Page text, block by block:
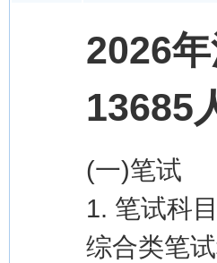
2026
13685
(一)笔试
1. 笔试科
综合类笔